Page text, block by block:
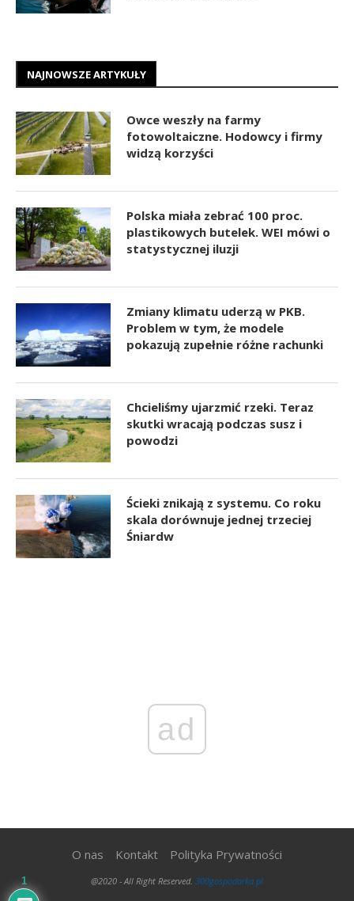
NAJNOWSZE ARTYKUŁY
Owce weszły na farmy
fotowoltaiczne. Hodowcy i firmy
widzą korzyści
Polska miała zebrać 100 proc.
plastikowych butelek. WEI mówi o
statystycznej iluzji
Zmiany klimatu uderzą w PKB.
Problem w tym, że modele
pokazują zupełnie różne rachunki
Chcieliśmy ujarzmić rzeki. Teraz
skutki wracają podczas susz i
powodzi
Ścieki znikają z systemu. Co roku
skala dorównuje jednej trzeciej
Śniardw
ad
O nas Kontakt Polityka Prywatności
@2020 - All Right Reserved. 300gospodarka.pl
1